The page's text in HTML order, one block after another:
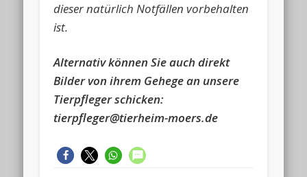
dieser natürlich Notfällen vorbehalten
ist.
Alternativ können Sie auch direkt
Bilder von ihrem Gehege an unsere
Tierpfleger schicken:
tierpfleger@tierheim-moers.de